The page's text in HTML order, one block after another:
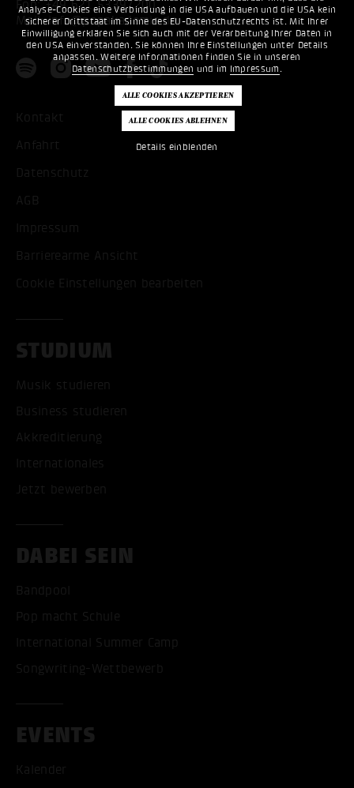
Analyse-Cookies eine Verbindung in die USA aufbauen und die USA kein
sicherer Drittstaat im Sinne des EU-Datenschutzrechts ist. Mit Ihrer
Einwilligung erklären Sie sich auch mit der Verarbeitung Ihrer Daten in
den USA einverstanden. Sie können Ihre Einstellungen unter Details
anpassen. Weitere Informationen finden Sie in unseren
Datenschutzbestimmungen und im Impressum .
Details einblenden
Fon:+49 621 53397200
Mail:info@popakademie.de
Kontakt
Anfahrt
Datenschutz
AGB
Impressum
Barrierearme Ansicht
Cookie Einstellungen bearbeiten
STUDIUM
Musik studieren
Business studieren
Akkreditierung
Internationales
Jetzt bewerben
DABEI SEIN
Bandpool
Pop macht Schule
International Summer Camp
Songwriting-Wettbewerb
EVENTS
Kalender